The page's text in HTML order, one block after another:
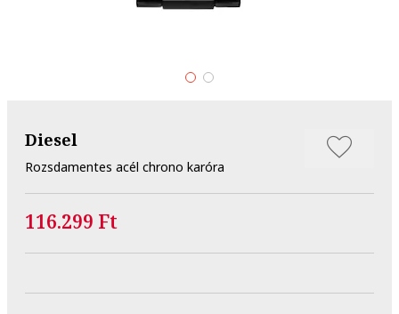
Diesel
Rozsdamentes acél chrono karóra
116.299 Ft